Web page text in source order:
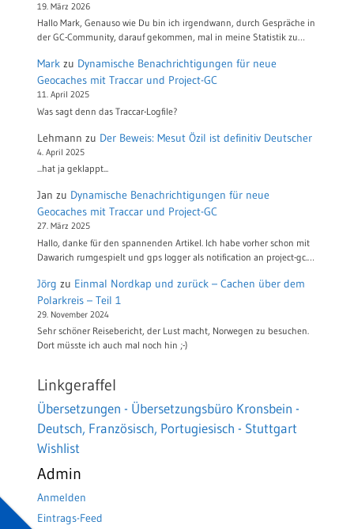
19. März 2026
Hallo Mark, Genauso wie Du bin ich irgendwann, durch Gespräche in
der GC-Community, darauf gekommen, mal in meine Statistik zu…
Mark zu Dynamische Benachrichtigungen für neue
Geocaches mit Traccar und Project-GC
11. April 2025
Was sagt denn das Traccar-Logfile?
Lehmann zu Der Beweis: Mesut Özil ist definitiv Deutscher
4. April 2025
...hat ja geklappt...
Jan zu Dynamische Benachrichtigungen für neue
Geocaches mit Traccar und Project-GC
27. März 2025
Hallo, danke für den spannenden Artikel. Ich habe vorher schon mit
Dawarich rumgespielt und gps logger als notification an project-gc.…
Jörg zu Einmal Nordkap und zurück – Cachen über dem
Polarkreis – Teil 1
29. November 2024
Sehr schöner Reisebericht, der Lust macht, Norwegen zu besuchen.
Dort müsste ich auch mal noch hin ;-)
Linkgeraffel
Übersetzungen - Übersetzungsbüro Kronsbein -
Deutsch, Französisch, Portugiesisch - Stuttgart
Wishlist
Admin
Anmelden
Eintrags-Feed